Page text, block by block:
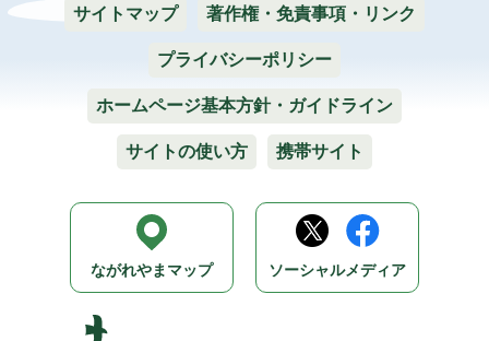
サイトマップ 著作権・免責事項・リンク
プライバシーポリシー
ホームページ基本方針・ガイドライン
サイトの使い方 携帯サイト
ながれやまマップ ソーシャルメディア